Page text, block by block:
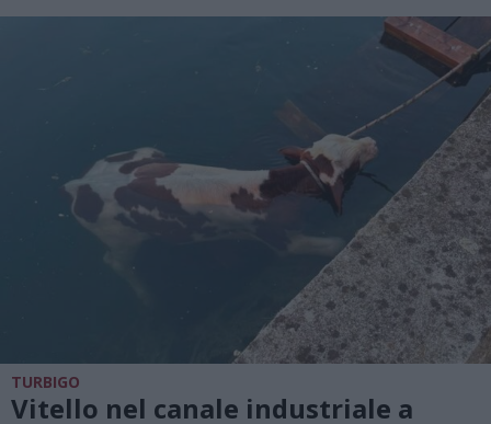
TURBIGO
Vitello nel canale industriale a